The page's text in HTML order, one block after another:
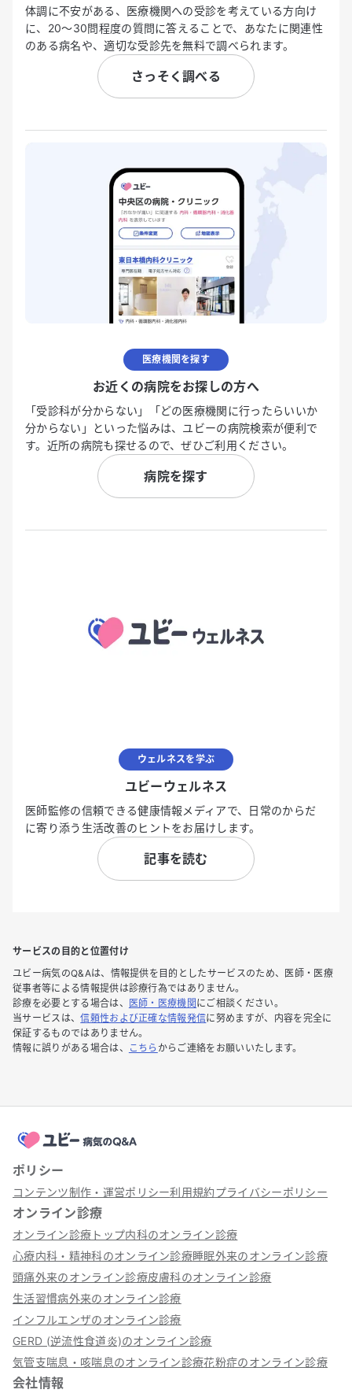
体調に不安がある、医療機関への受診を考えている方向け
に、20〜30問程度の質問に答えることで、あなたに関連性
のある病名や、適切な受診先を無料で調べられます。
さっそく調べる
医療機関を探す
お近くの病院をお探しの方へ
「受診科が分からない」「どの医療機関に行ったらいいか
分からない」といった悩みは、ユビーの病院検索が便利で
す。近所の病院も探せるので、ぜひご利用ください。
病院を探す
ウェルネスを学ぶ
ユビーウェルネス
医師監修の信頼できる健康情報メディアで、日常のからだ
に寄り添う生活改善のヒントをお届けします。
記事を読む
サービスの目的と位置付け
ユビー病気のQ&Aは、情報提供を目的としたサービスのため、医師・医療
従事者等による情報提供は診療行為ではありません。
診療を必要とする場合は、
医師・医療機関 にご相談ください。
当サービスは、信頼性および正確な情報発信に努めますが、内容を完全に
保証するものではありません。
情報に誤りがある場合は、
こちら からご連絡をお願いいたします。
ポリシー
コンテンツ制作・運営ポリシー利用規約プライバシーポリシー
オンライン診療
オンライン診療トップ内科のオンライン診療
心療内科・精神科のオンライン診療睡眠外来のオンライン診療
頭痛外来のオンライン診療皮膚科のオンライン診療
生活習慣病外来のオンライン診療
インフルエンザのオンライン診療
GERD (逆流性食道炎)のオンライン診療
気管支喘息・咳喘息のオンライン診療花粉症のオンライン診療
会社情報